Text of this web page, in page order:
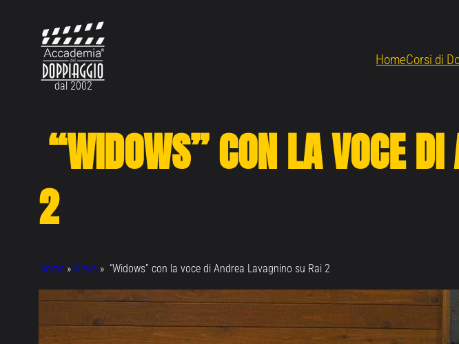
contenuto
dal 2002
HomeCorsi di
“WIDOWS” CON LA VOCE
2
Home » News » “Widows” con la voce di Andrea Lavagnino su Rai 2